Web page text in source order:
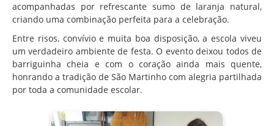
Refeitórios
SPO
Contactos
acompanhadas por refrescante sumo de laranja natural,
criando uma combinação perfeita para a celebração.
Entre risos, convívio e muita boa disposição, a escola viveu
um verdadeiro ambiente de festa. O evento deixou todos de
barriguinha cheia e com o coração ainda mais quente,
honrando a tradição de São Martinho com alegria partilhada
por toda a comunidade escolar.